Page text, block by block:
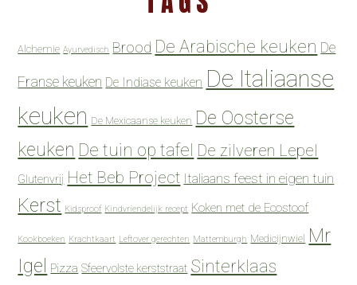
Alchemie Ayurvedisch Brood De Arabische keuken De
Franse keuken De Indiase keuken De Italiaanse
keuken De Mexicaanse keuken De Oosterse
keuken De tuin op tafel De zilveren Lepel
Glutenvrij Het Beb Project Italiaans feest in eigen tuin
Kerst Kidsproof Kindvriendelijk recept Koken met de Ecostoof
Kookboeken Krachtkaart Leftover gerechten Mattemburgh Medicijnwiel Mr
Igel
Pizza Sfeervolste kerststraat Sinterklaas